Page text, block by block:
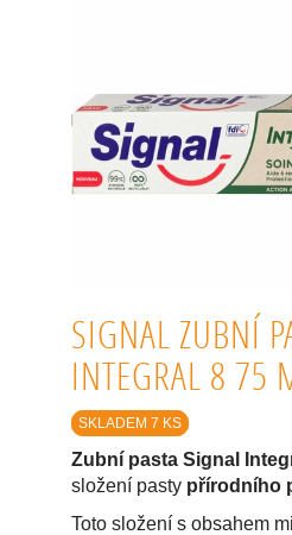
SIGNAL ZUBNÍ
INTEGRAL 8 75
SKLADEM 7 KS
Zubní pasta Signal
složení pasty přírodního
Toto složení s obsahem